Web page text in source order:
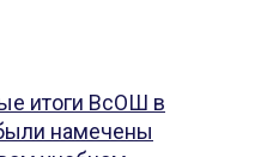
итоги ВсОШ в
намечены